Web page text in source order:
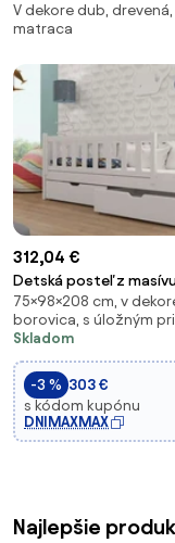
viedenského výpletu
V dekore dub,
matraca
312,04 €
Detská posteľ z
borovice Gandalf so
- 200x90 cm - BIELA
75×98×208 cm, v
borovica, s úložným
Skladom
-3 % 303 €
s kódom kupónu
DNIMAXMAX
Najlepšie